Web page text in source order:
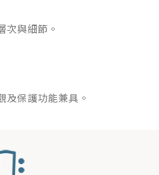
次與細節。
及保護功能兼具。